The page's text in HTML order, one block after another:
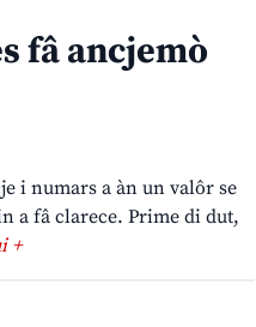
fâ ancjemò
i numars a àn un valôr se
a fâ clarece. Prime di dut,
+